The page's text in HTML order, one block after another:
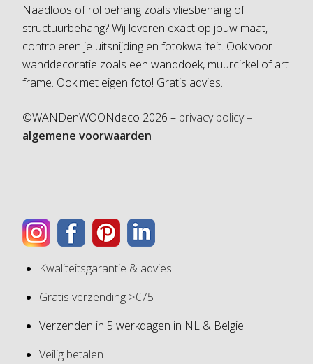
Naadloos of rol behang zoals vliesbehang of
structuurbehang? Wij leveren exact op jouw maat,
controleren je uitsnijding en fotokwaliteit. Ook voor
wanddecoratie zoals een wanddoek, muurcirkel of art
frame. Ook met eigen foto! Gratis advies.
©WANDenWOONdeco 2026 – privacy policy –
algemene voorwaarden
Kwaliteitsgarantie & advies
Gratis verzending >€75
Verzenden in 5 werkdagen in NL & Belgie
Veilig betalen